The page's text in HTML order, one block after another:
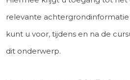
relevante
kunt u voor, tijdens en na de
dit onderwerp.